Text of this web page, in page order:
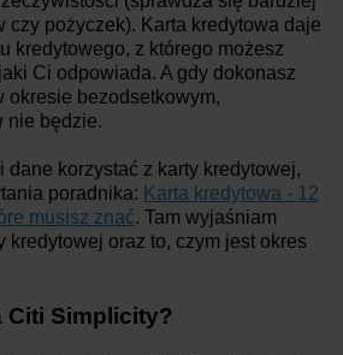
czy pożyczek). Karta kredytowa daje
kredytowego, z którego możesz
Ci odpowiada. A gdy dokonasz
okresie bezodsetkowym,
nie będzie.
dane korzystać z karty kredytowej,
poradnika: Karta kredytowa - 12
musisz znać. Tam wyjaśniam
kredytowej oraz to, czym jest okres
Citi Simplicity?